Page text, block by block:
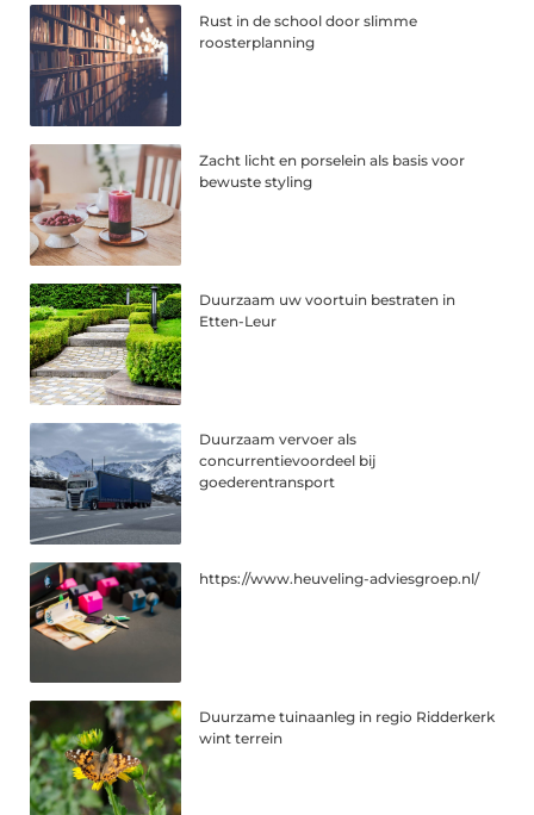
Rust in de school door slimme
roosterplanning
Zacht licht en porselein als basis voor
bewuste styling
Duurzaam uw voortuin bestraten in
Etten-Leur
Duurzaam vervoer als
concurrentievoordeel bij
goederentransport
https://www.heuveling-adviesgroep.nl/
Duurzame tuinaanleg in regio Ridderkerk
wint terrein